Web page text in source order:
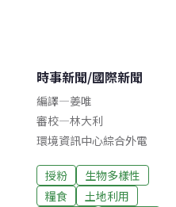
時事新聞/國際新聞
編譯—姜唯
審校—林大利
環境資訊中心綜合外電
授粉
生物多樣性
糧食
土地利用